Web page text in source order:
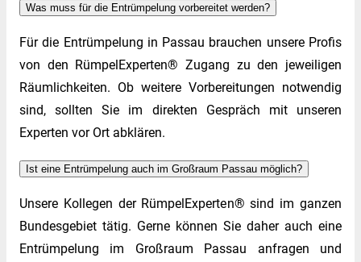
Was muss für die Entrümpelung vorbereitet werden?
Für die Entrümpelung in Passau brauchen unsere Profis
von den RümpelExperten® Zugang zu den jeweiligen
Räumlichkeiten. Ob weitere Vorbereitungen notwendig
sind, sollten Sie im direkten Gespräch mit unseren
Experten vor Ort abklären.
Ist eine Entrümpelung auch im Großraum Passau möglich?
Unsere Kollegen der RümpelExperten® sind im ganzen
Bundesgebiet tätig. Gerne können Sie daher auch eine
Entrümpelung im Großraum Passau anfragen und